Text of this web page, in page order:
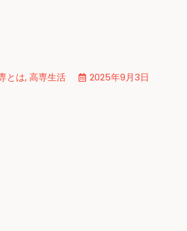
とは,高専生活
2025年9月3日